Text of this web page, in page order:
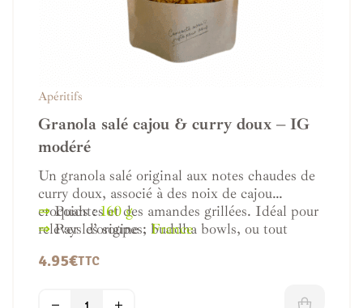
Ces apéritifs savoureux représentent une alternative
plus saine aux options traditionnelles souvent riches en
satisfaire tous les palais tout en prenant soin de votre
santé.
Régalez-vous lors de vos apéritifs et rassemblements
avec ces alternatives à faible indice glycémique et
savourez chaque instant sans culpabilité.
Apéritifs
Granola salé cajou & curry doux – IG
modéré
Un granola salé original aux notes chaudes de
curry doux, associé à des noix de cajou
croquantes et des amandes grillées. Idéal pour
relever les soupes, buddha bowls, ou tout
⇒Poids :160 g
⇒Pays d’origine : France
4.95€TTC